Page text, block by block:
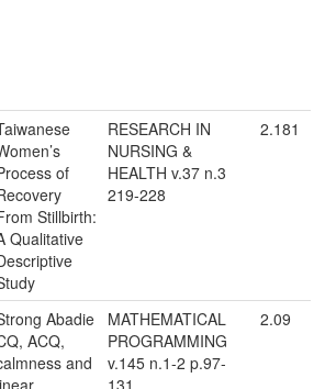
of
Stillbirth:
Qualitative
RESEARCH IN
NURSING &
HEALTH v.37 n.3
219-228
2.181
Abadie
ACQ,
and
MATHEMATICAL
PROGRAMMING
v.145 n.1-2 p.97-
2.09